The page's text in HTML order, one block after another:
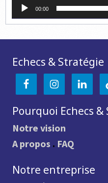
00:00
Echecs & Stratégie
Pourquoi Echecs &
Notre vision
A propos . FAQ
Notre entreprise